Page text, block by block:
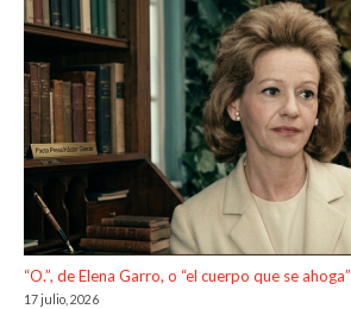
“O.”, de Elena Garro, o “el cuerpo que se ahoga”
17 julio, 2026